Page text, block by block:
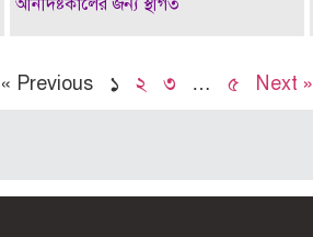
« Previous ১ ২ ৩ … ৫ Next »